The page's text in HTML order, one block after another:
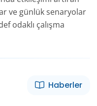
ve günlük senaryolar
odaklı çalışma
Haberler